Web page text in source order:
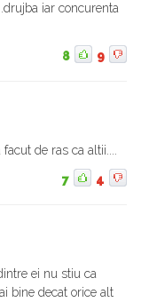
iar concurenta
8 9
de ras ca altii....
7 4
ei nu stiu ca
bine decat orice alt